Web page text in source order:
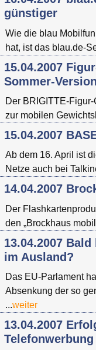
günstiger
Wie die blau
hat, ist das blau.de-
15.04.2007
Sommer-Version
Der BRIGITTE-
zur mobilen
15.04.2007
Ab dem 16. April ist
Netze auch bei
14.04.2007
Der
den „Brockhaus
13.04.2007
im Ausland?
Das EU-Parlament
Absenkung der so
...weiter
13.04.2007
Telefonwerbung